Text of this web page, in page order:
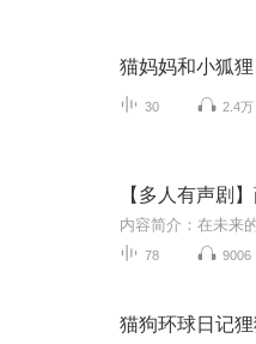
猫妈妈和小狐狸
30 2.4万
78 9006